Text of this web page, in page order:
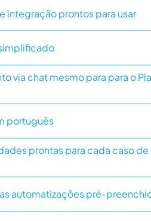
integração prontos para usar
via chat mesmo para para o
português
prontas para cada caso de
automatizações pré-